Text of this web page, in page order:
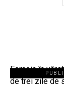
Femeia în
de trei zile de